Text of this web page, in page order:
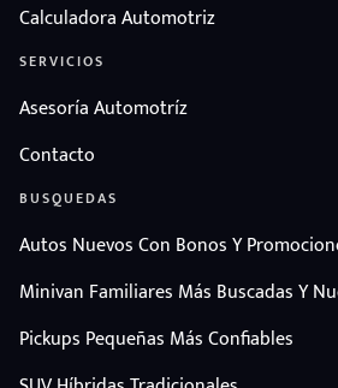
Calculadora Automotriz
SERVICIOS
Asesoría Automotríz
Contacto
BUSQUEDAS
Autos Nuevos Con Bonos Y
Minivan Familiares Más Buscadas Y
Pickups Pequeñas Más Confiables